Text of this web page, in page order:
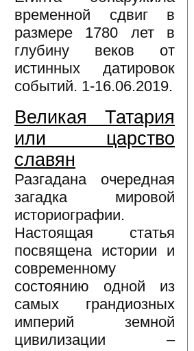
временной сдвиг в
размере 1780 лет в
глубину веков от
истинных датировок
событий. 1-16.06.2019.
Великая Татария
или царство
славян
Разгадана очередная
загадка мировой
историографии.
Настоящая статья
посвящена истории и
современному
состоянию одной из
самых грандиозных
империй земной
цивилизации –